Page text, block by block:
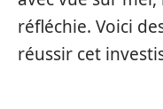
réfléchie. Voici
réussir cet